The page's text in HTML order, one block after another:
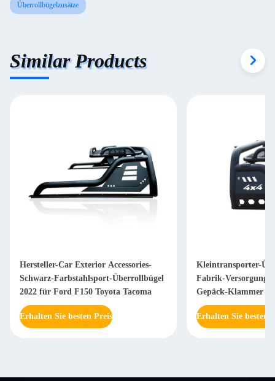
Überrollbügelzusätze
Similar Products
Hersteller-Car Exterior Accessories-
Schwarz-Farbstahlsport-Überrollbügel
2022 für Ford F150 Toyota Tacoma
Erhalten Sie besten Preis
Kleintransporter-
Fabrik-
Gepäck-Klammer
Revo
Erhalten Sie besten